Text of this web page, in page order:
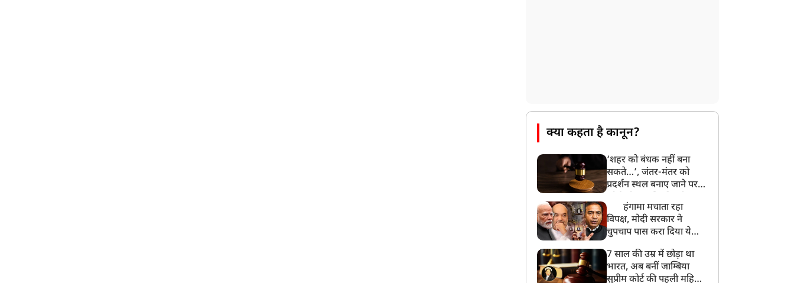
होगी तीसरे दौर की बातचीत
देशभर में आज से 'हर घर तिरंगा' अभियान,
सीएम योगी लखनऊ में करेंगे यात्रा का शुभारंभ
क्या कहता है कानून?
‘शहर को बंधक नहीं बना
सकते…’, जंतर-मंतर को
प्रदर्शन स्थल बनाए जाने पर
पुलिस से मांगा जवाब
हंगामा मचाता रहा
विपक्ष, मोदी सरकार ने
चुपचाप पास करा दिया ये
Upadhyay
7 साल की उम्र में छोड़ा था
भारत, अब बनीं जाम्बिया
सुप्रीम कोर्ट की पहली महिला